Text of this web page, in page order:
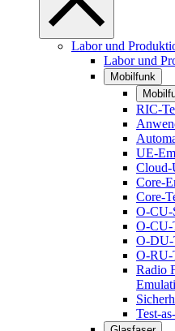
Labor und
Labor und
Mobilfunk
RIC-
UE-
Cloud-
Core-
Core-
O-CU-
O-CU-
O-DU-
O-RU-
Radio
Test-